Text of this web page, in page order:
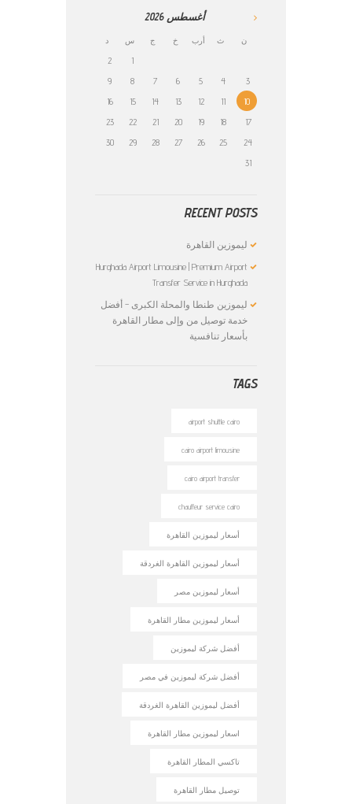
أغسطس2026
ن ث أرب خ ج س د
1
2
3
4
5
6
7
8
9
10
11
12
13
14
15
16
17
18
19
20
21
22
23
24
25
26
27
28
29
30
31
RECENT POSTS
ليموزين القاهرة
Hurghada Airport Limousine | Premium Airport
Transfer Service in Hurghada
ليموزين طنطا والمحلة الكبرى – أفضل
خدمة توصيل من وإلى مطار القاهرة
بأسعار تنافسية
TAGS
airport shuttle cairo
cairo airport limousine
cairo airport transfer
chauffeur service cairo
أسعار ليموزين القاهرة
أسعار ليموزين القاهرة الغردقة
أسعار ليموزين مصر
أسعار ليموزين مطار القاهرة
أفضل شركة ليموزين
أفضل شركة ليموزين في مصر
أفضل ليموزين القاهرة الغردقة
اسعار ليموزين مطار القاهرة
تاكسي المطار القاهرة
توصيل مطار القاهرة